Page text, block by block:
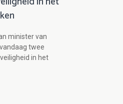
minister van
twee
in het